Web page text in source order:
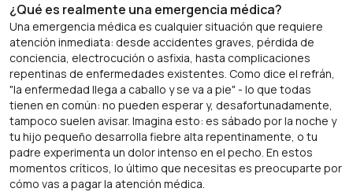
¿Qué es realmente una emergencia médica?
Una emergencia médica es cualquier situación que requiere
atención inmediata: desde accidentes graves, pérdida de
conciencia, electrocución o asfixia, hasta complicaciones
repentinas de enfermedades existentes. Como dice el refrán,
"la enfermedad llega a caballo y se va a pie" - lo que todas
tienen en común: no pueden esperar y, desafortunadamente,
tampoco suelen avisar. Imagina esto: es sábado por la noche y
tu hijo pequeño desarrolla fiebre alta repentinamente, o tu
padre experimenta un dolor intenso en el pecho. En estos
momentos críticos, lo último que necesitas es preocuparte por
cómo vas a pagar la atención médica.